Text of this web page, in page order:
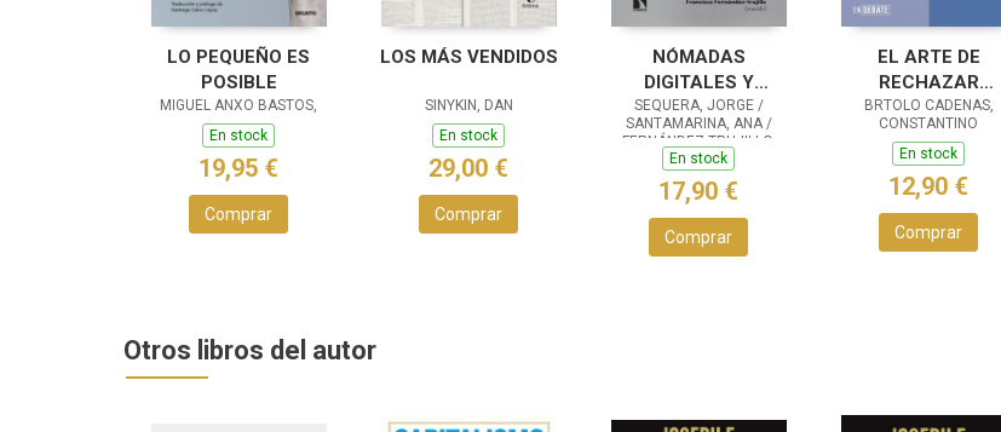
LO PEQUEÑO ES
POSIBLE
MIGUEL ANXO BASTOS,
En stock
19,95 €
Comprar
LOS MÁS VENDIDOS
SINYKIN, DAN
En stock
29,00 €
Comprar
NÓMADAS
DIGITALES Y
PRECARIZACIÓN
ALGORÍTMICA
SEQUERA, JORGE /
SANTAMARINA, ANA /
FERNÁNDEZ-TRUJILLO,
FRANCISCO
En stock
17,90 €
Comprar
EL ARTE DE
RECHAZAR
MANUSCRITOS
(SERIE ENDEBATE)
BRTOLO CADENAS,
CONSTANTINO
En stock
12,90 €
Comprar
Otros libros del autor